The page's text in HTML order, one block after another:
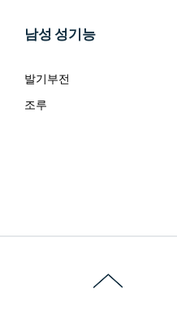
남성 성기능
발기부전
조루